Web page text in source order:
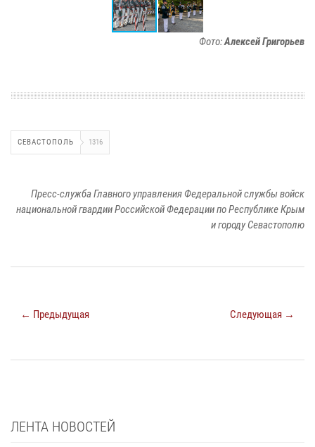
Фото:Алексей Григорьев
СЕВАСТОПОЛЬ 1316
Пресс-служба Главного управления Федеральной службы войск
национальной гвардии Российской Федерации по Республике Крым
и городу Севастополю
← Предыдущая Следующая →
ЛЕНТА НОВОСТЕЙ